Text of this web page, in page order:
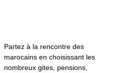
Partez à la rencontre des
marocains en choisissant les
nombreux gites, pensions,